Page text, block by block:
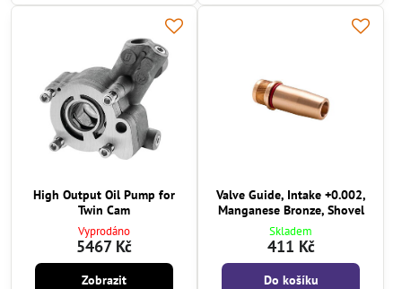
High Output Oil Pump for
Twin Cam
Vyprodáno
5467 Kč
Zobrazit
Valve Guide, Intake +0.002,
Manganese Bronze, Shovel
Skladem
411 Kč
Do košíku